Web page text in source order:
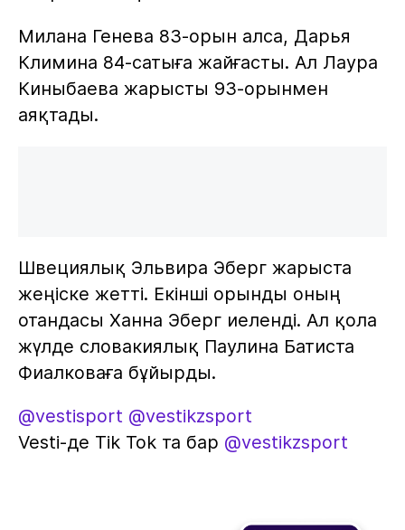
Милана Генева 83-орын алса, Дарья
Климина 84-сатыға жайғасты. Ал Лаура
Киныбаева жарысты 93-орынмен
аяқтады.
Швециялық Эльвира Эберг жарыста
жеңіске жетті. Екінші орынды оның
отандасы Ханна Эберг иеленді. Ал қола
жүлде словакиялық Паулина Батиста
Фиалковаға бұйырды.
@vestisport @vestikzsport
Vesti-де Tik Tok та бар @vestikzsport